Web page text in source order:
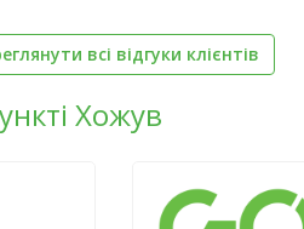
всі відгуки клієнтів
Хожув